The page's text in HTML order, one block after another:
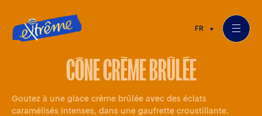
FR
CÔNE CRÈME BRÛLÉE
Goutez à une glace crème brûlée avec des éclats
caramélisés intenses, dans une gaufrette croustillante.